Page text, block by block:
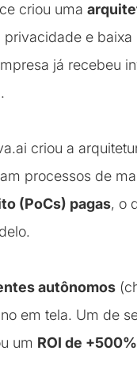
criou uma
e baixa
já recebeu
criou a
processos de
(PoCs) pagas, o
autônomos
em tela. Um de
um ROI de +500%